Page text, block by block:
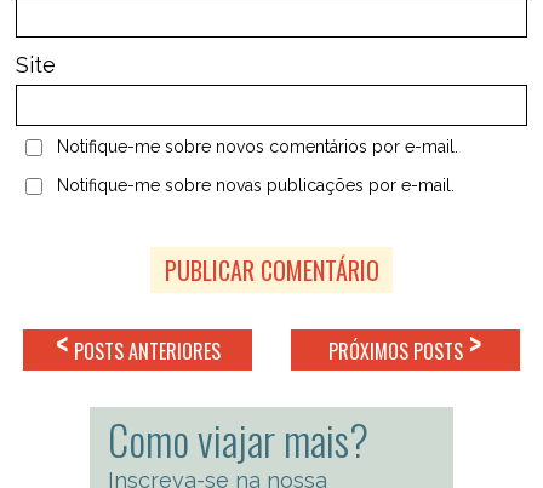
Site
Notifique-me sobre novos comentários por e-mail.
Notifique-me sobre novas publicações por e-mail.
< POSTS ANTERIORES PRÓXIMOS POSTS>
Como viajar mais?
Inscreva-se na nossa